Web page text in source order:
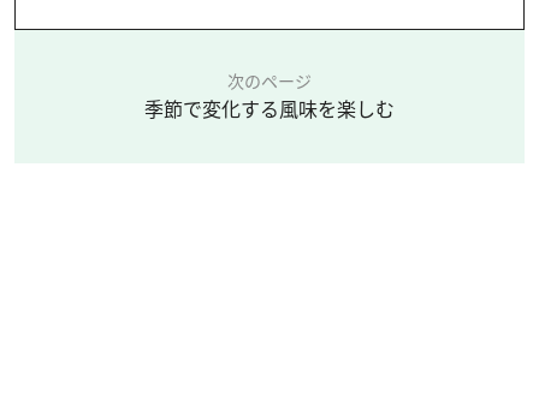
次のページ
季節で変化する風味を楽しむ